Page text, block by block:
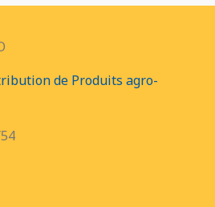
de Produits agro-